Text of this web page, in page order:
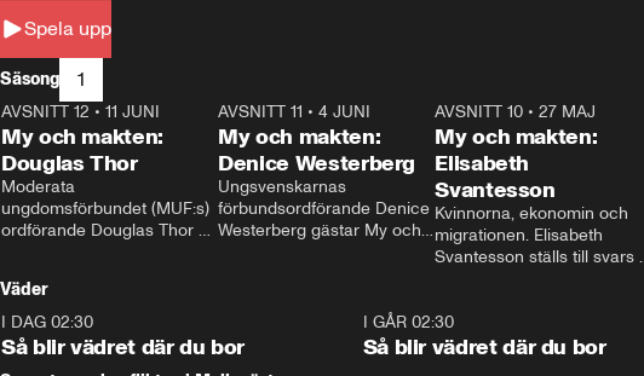
Spela upp
Säsong 1
26:27
AVSNITT 12 • 11 JUNI
My och makten:
Douglas Thor
Moderata
ungdomsförbundet (MUF:s)
ordförande Douglas Thor
tonårsutvisningarna och hur
Moderaterna ska locka
väljare till valet i höst.
23:40
AVSNITT 11 •4 JUNI
My och makten:
Denice Westerberg
Ungsvenskarnas
förbundsordförande Denice
Westerberg gästar My och
AVSNITT 10 •27 MAJ
My och makten:
Elisabeth
Svantesson
Kvinnorna, ekonomin och
migrationen. Elisabeth
Svantesson ställs till svars
Väder
I DAG 02:30
Så blir vädret där du bor
I GÅR 02:30
Så blir vädret där du bor